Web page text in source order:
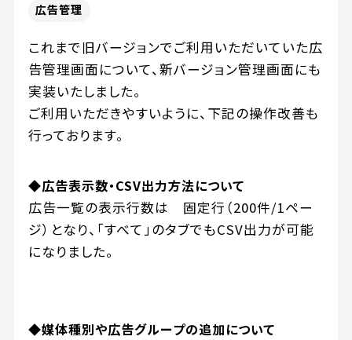
広告管理
これまで旧バージョンでご利用いただいていた広
告管理画面について、新バージョン管理画面にも
実装いたしました。
ご利用いただきやすいように、下記の操作改善も
行っております。
◆広告表示数・CSV出力方法について
広告一覧の表示行数は 固定行（200件/1ペー
ジ）となり、「すべて」のタブでもCSV出力が可能
になりました。
◆媒体種別や広告グループの追加について